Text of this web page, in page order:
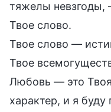
тяжелы невзгоды,
Твое слово.
Твое слово —
Твое
Любовь — это
характер, и я буду